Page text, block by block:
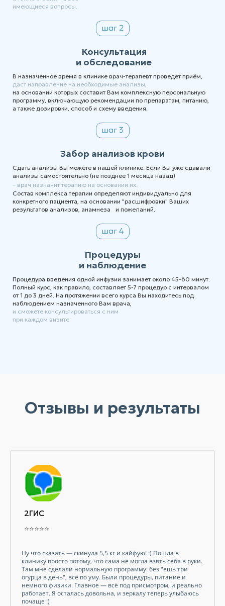
имеющиеся вопросы.
Консультация
и обследование
В назначенное время в клинике врач-терапевт проведет приём,
даст направление на необходимые анализы,
на основании которых составит Вам комплексную персональную
программу, включающую рекомендации по препаратам, питанию,
а также дозировки, способ и схему введения.
Забор анализов крови
Сдать анализы Вы можете в нашей клинике. Если Вы уже сдавали
анализы самостоятельно (не позднее 1 месяца назад)
– врач назначит терапию на основании их.
Состав комплекса терапии определяют индивидуально для
конкретного пациента, на основании "расшифровки" Ваших
результатов анализов, анамнеза и пожеланий.
Процедуры
и наблюдение
Процедура введения одной инфузии занимает около 45-60 минут.
Полный курс, как правило, составляет 5-7 процедур с интервалом
от 1 до 3 дней. На протяжении всего курса Вы находитесь под
наблюдением назначенного Вам врача,
и сможете консультироваться с ним
при каждом визите.
Отзывы и результаты
2ГИС
⭐⭐⭐⭐⭐
Ну что сказать — скинула 5,5 кг и кайфую! :) Пошла в
клинику просто потому, что сама не могла взять себя в руки.
Там мне сделали нормальную программу: без "ешь три
огурца в день", всё по уму. Были процедуры, питание и
немного физики. Главное — всё под присмотром, и реально
работает. Я осталась довольна, и зеркалу теперь улыбаюсь
почаще :)